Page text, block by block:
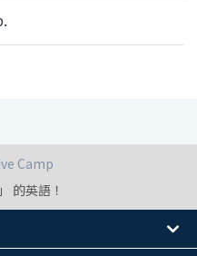
Camp
的英語！